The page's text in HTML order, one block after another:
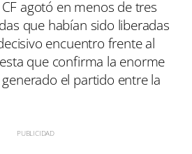
agotó en menos de tres
que habían sido liberadas
encuentro frente al
que confirma la enorme
el partido entre la